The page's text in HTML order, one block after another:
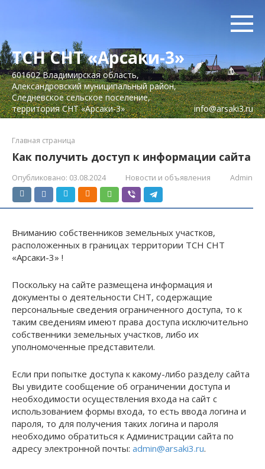
ТСН СНТ «Арсаки-3»
601602 Владимирская область,
Александровский муниципальный район,
Следневское сельское поселение,
территория СНТ «Арсаки-3»
info@arsaki3.ru
Главная страница
Как получить доступ к информации сайта
Опубликовано: 03.08.2024 Новости и объявления Admin
Вниманию собственников земельных участков,
расположенных в границах территории ТСН СНТ
«Арсаки-3» !
Поскольку на сайте размещена информация и
документы о деятельности СНТ, содержащие
персональные сведения ограниченного доступа, то к
таким сведениям имеют права доступа исключительно
собственники земельных участков, либо их
уполномоченные представители.
Если при попытке доступа к какому-либо разделу сайта
Вы увидите сообщение об ограничении доступа и
необходимости осуществления входа на сайт с
использованием формы входа, то есть ввода логина и
пароля, то для получения таких логина и пароля
необходимо обратиться к Администрации сайта по
адресу электронной почты: admin@arsaki3.ru.